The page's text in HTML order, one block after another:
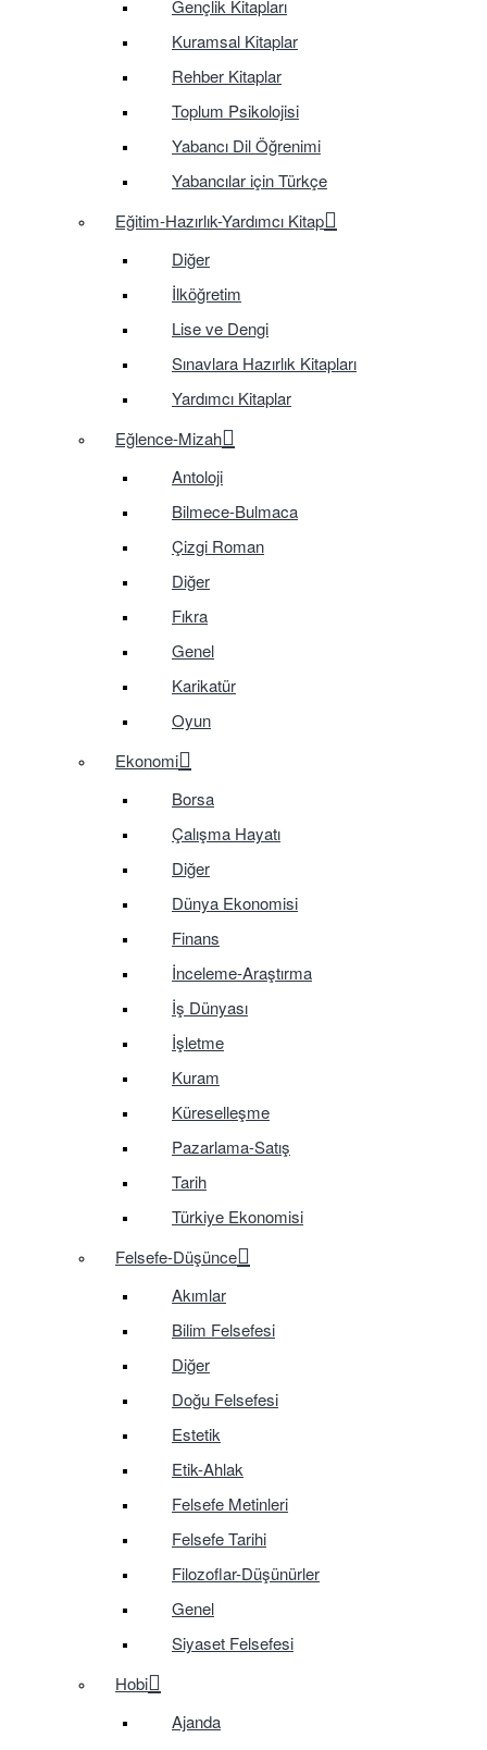
Gençlik Kitapları
Kuramsal Kitaplar
Rehber Kitaplar
Toplum Psikolojisi
Yabancı Dil Öğrenimi
Yabancılar için Türkçe
Eğitim-Hazırlık-Yardımcı Kitap
Diğer
İlköğretim
Lise ve Dengi
Sınavlara Hazırlık Kitapları
Yardımcı Kitaplar
Eğlence-Mizah
Antoloji
Bilmece-Bulmaca
Çizgi Roman
Diğer
Fıkra
Genel
Karikatür
Oyun
Ekonomi
Borsa
Çalışma Hayatı
Diğer
Dünya Ekonomisi
Finans
İnceleme-Araştırma
İş Dünyası
İşletme
Kuram
Küreselleşme
Pazarlama-Satış
Tarih
Türkiye Ekonomisi
Felsefe-Düşünce
Akımlar
Bilim Felsefesi
Diğer
Doğu Felsefesi
Estetik
Etik-Ahlak
Felsefe Metinleri
Felsefe Tarihi
Filozoflar-Düşünürler
Genel
Siyaset Felsefesi
Hobi
Ajanda